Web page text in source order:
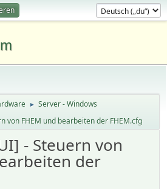
► Server - Windows
von FHEM und bearbeiten der FHEM.cfg
- Steuern von
der